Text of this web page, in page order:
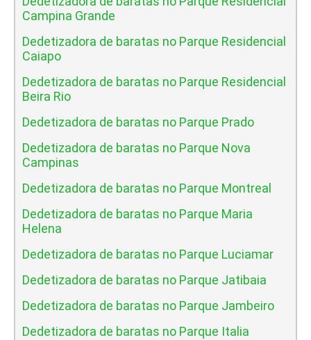
Campina Grande
Dedetizadora de baratas no Parque Residencial
Caiapo
Dedetizadora de baratas no Parque Residencial
Beira Rio
Dedetizadora de baratas no Parque Prado
Dedetizadora de baratas no Parque Nova
Campinas
Dedetizadora de baratas no Parque Montreal
Dedetizadora de baratas no Parque Maria
Helena
Dedetizadora de baratas no Parque Luciamar
Dedetizadora de baratas no Parque Jatibaia
Dedetizadora de baratas no Parque Jambeiro
Dedetizadora de baratas no Parque Italia